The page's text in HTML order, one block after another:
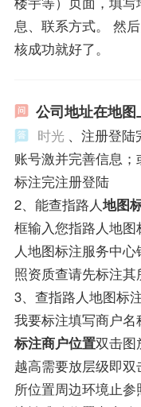
息、联系方式。 然
核成功就好了。
公司地址在地
时光 、注册登
账号激并完善信息
标注完注册登陆
2、能查指路人地图
框输入您指路人地
人地图标注服务中
照资质查请先标注
3、查指路人地图标
我要标注填写商户
标注商户位置双击图
越高需要放层级即
所位置周边环境止